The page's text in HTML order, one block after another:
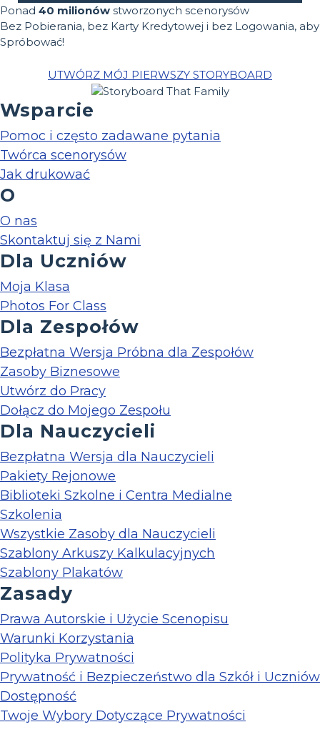
Ponad 40 milionów stworzonych scenorysów
Bez Pobierania, bez Karty Kredytowej i bez Logowania, aby
Spróbować!
UTWÓRZ MÓJ PIERWSZY STORYBOARD
Wsparcie
Pomoc i często zadawane pytania
Twórca scenorysów
Jak drukować
O
O nas
Skontaktuj się z Nami
Dla Uczniów
Moja Klasa
Photos For Class
Dla Zespołów
Bezpłatna Wersja Próbna dla Zespołów
Zasoby Biznesowe
Utwórz do Pracy
Dołącz do Mojego Zespołu
Dla Nauczycieli
Bezpłatna Wersja dla Nauczycieli
Pakiety Rejonowe
Biblioteki Szkolne i Centra Medialne
Szkolenia
Wszystkie Zasoby dla Nauczycieli
Szablony Arkuszy Kalkulacyjnych
Szablony Plakatów
Zasady
Prawa Autorskie i Użycie Scenopisu
Warunki Korzystania
Polityka Prywatności
Prywatność i Bezpieczeństwo dla Szkół i Uczniów
Dostępność
Twoje Wybory Dotyczące Prywatności